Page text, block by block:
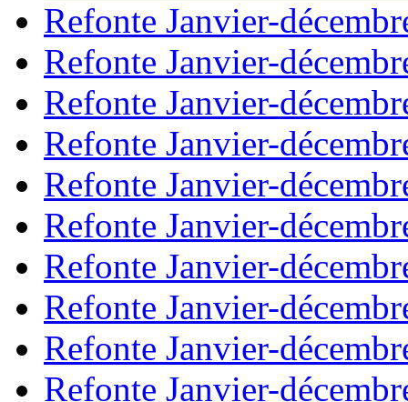
Refonte Janvier-
Refonte Janvier-
Refonte Janvier-
Refonte Janvier-
Refonte Janvier-
Refonte Janvier-
Refonte Janvier-
Refonte Janvier-
Refonte Janvier-
Refonte Janvier-